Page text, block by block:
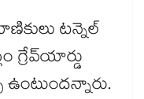
టన్నెల్
గ్రేవ్​యార్డు​